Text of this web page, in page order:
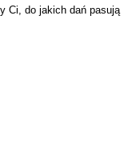
Ci, do jakich dań pasują